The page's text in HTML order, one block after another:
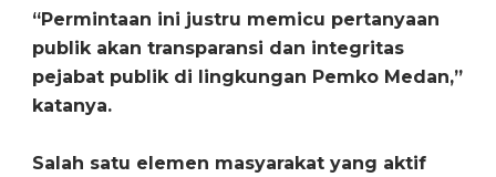
“Permintaan ini justru memicu pertanyaan
publik akan transparansi dan integritas
pejabat publik di lingkungan Pemko Medan,”
katanya.
Salah satu elemen masyarakat yang aktif